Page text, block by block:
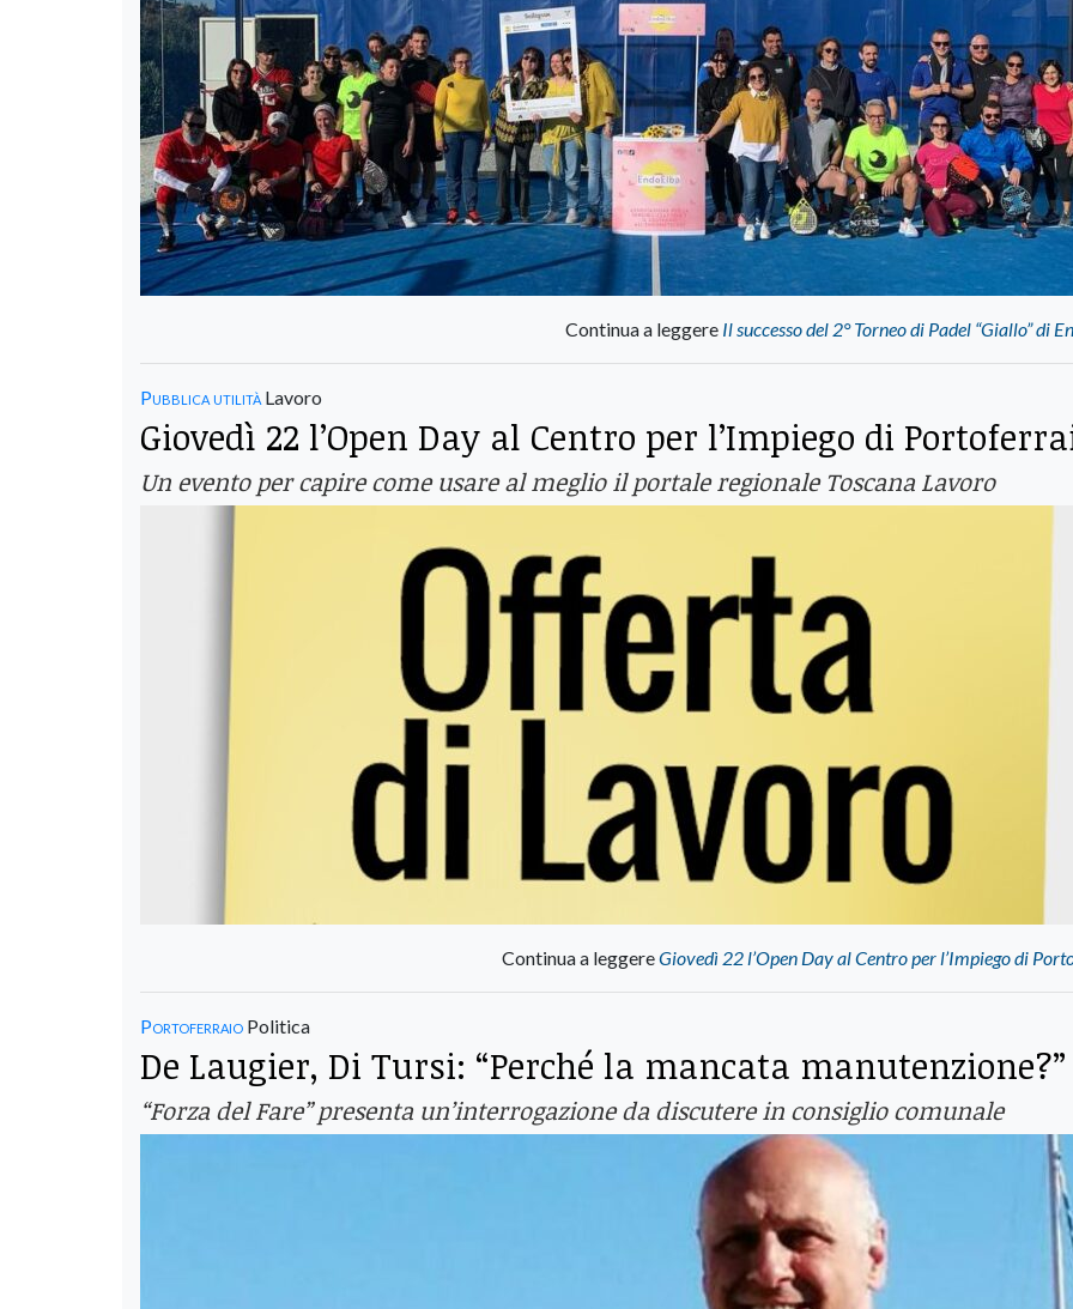
Continua a leggere Il successo del 2° Torneo di Padel “Giallo” di
Pubblica utilità Lavoro
Giovedì 22 l’Open Day al Centro per l’Impiego di
Un evento per capire come usare al meglio il portale regionale Toscana Lavoro
Continua a leggereGiovedì 22 l’Open Day al Centro per l’Impiego di
Portoferraio Politica
De Laugier, Di Tursi: “Perché la mancata manutenzione?”
“Forza del Fare” presenta un’interrogazione da discutere in consiglio comunale